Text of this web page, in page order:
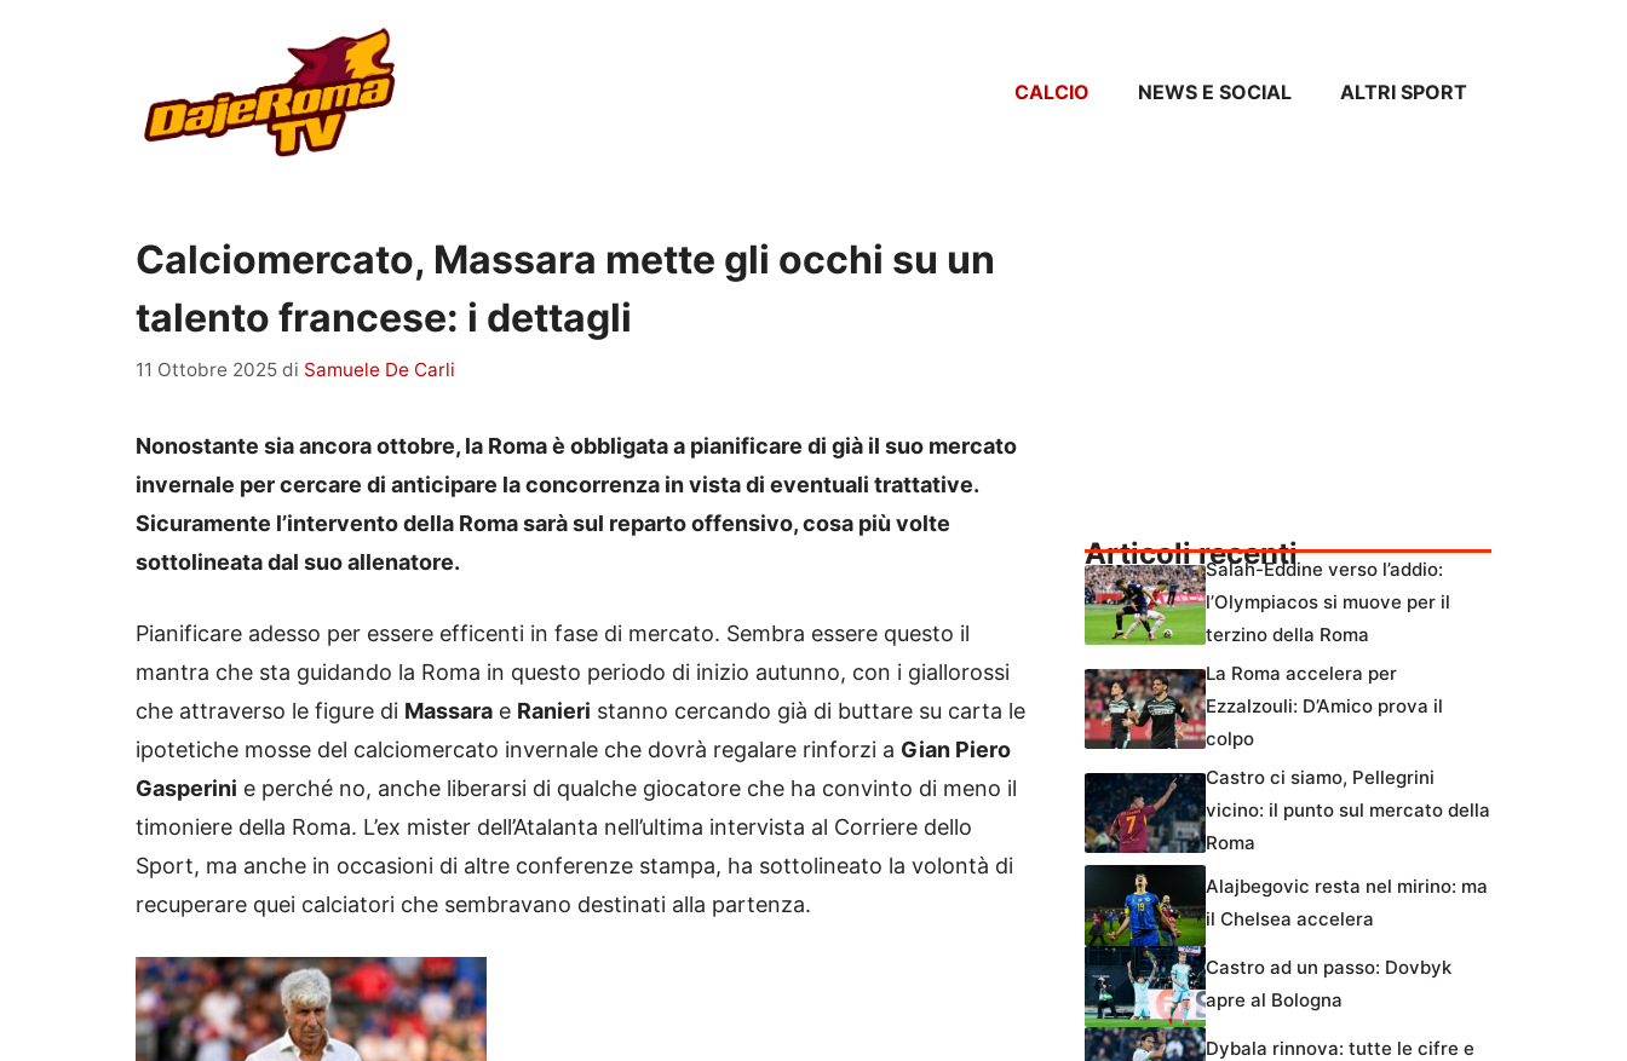
CALCIO NEWS E SOCIAL ALTRI SPORT
Calciomercato, Massara mette gli occhi su un
talento francese: i dettagli
11 Ottobre 2025 di Samuele De Carli
Nonostante sia ancora ottobre, la Roma è obbligata a pianificare di già il suo mercato
invernale per cercare di anticipare la concorrenza in vista di eventuali trattative.
Sicuramente l’intervento della Roma sarà sul reparto offensivo, cosa più volte
sottolineata dal suo allenatore.
Pianificare adesso per essere efficenti in fase di mercato. Sembra essere questo il
mantra che sta guidando la Roma in questo periodo di inizio autunno, con i giallorossi
che attraverso le figure di Massara e Ranieri stanno cercando già di buttare su carta le
ipotetiche mosse del calciomercato invernale che dovrà regalare rinforzi a Gian Piero
Gasperini e perché no, anche liberarsi di qualche giocatore che ha convinto di meno il
timoniere della Roma. L’ex mister dell’Atalanta nell’ultima intervista al Corriere dello
Sport, ma anche in occasioni di altre conferenze stampa, ha sottolineato la volontà di
recuperare quei calciatori che sembravano destinati alla partenza.
Articoli recentiSalah-Eddine verso l’addio:
l’Olympiacos si muove per il
terzino della Roma
La Roma accelera per
Ezzalzouli: D’Amico prova il
colpo
Castro ci siamo, Pellegrini
vicino: il punto sul mercato della
Roma
Alajbegovic resta nel mirino: ma
il Chelsea accelera
Castro ad un passo: Dovbyk
apre al Bologna
Dybala rinnova: tutte le cifre e